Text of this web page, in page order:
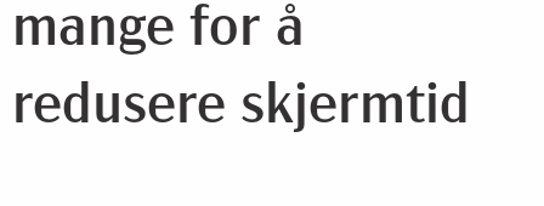
mange for å
redusere skjermtid